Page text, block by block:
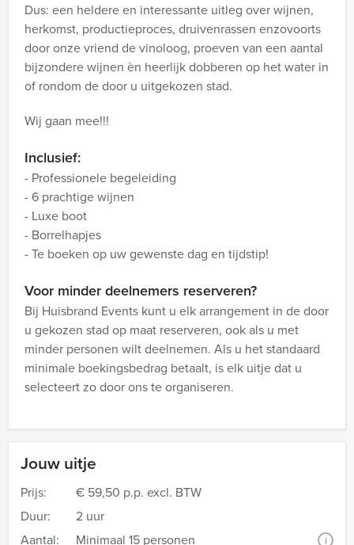
Jouw uitje
Prijs:
€ 59,50 p.p. excl. BTW
Duur:
2 uur
Aantal:
Minimaal 15 personen i
Dus: een heldere en interessante uitleg over wijnen,
herkomst, productieproces, druivenrassen enzovoorts
door onze vriend de vinoloog, proeven van een aantal
bijzondere wijnen èn heerlijk dobberen op het water in
of rondom de door u uitgekozen stad.
Wij gaan mee!!!
Inclusief:
- Professionele begeleiding
- 6 prachtige wijnen
- Luxe boot
- Borrelhapjes
- Te boeken op uw gewenste dag en tijdstip!
Voor minder deelnemers reserveren?
Bij Huisbrand Events kunt u elk arrangement in de door
u gekozen stad op maat reserveren, ook als u met
minder personen wilt deelnemen. Als u het standaard
minimale boekingsbedrag betaalt, is elk uitje dat u
selecteert zo door ons te organiseren.